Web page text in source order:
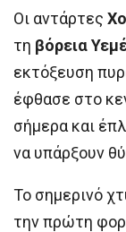
Οι αντάρτες
τη βόρεια
εκτόξευση
έφθασε στο
σήμερα και
να υπάρξουν
Το σημερινό
την πρώτη